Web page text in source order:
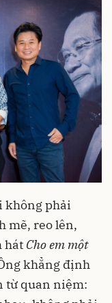
không phải
mẽ, reo lên,
hát Cho em một
khẳng định
từ quan niệm: